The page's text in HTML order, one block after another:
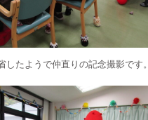
したようで仲直りの記念撮影です。